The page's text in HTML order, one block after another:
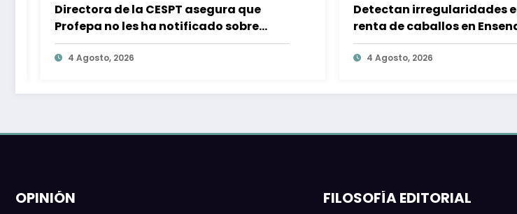
Detectan irregularidades en puntos de
renta de caballos en Ensenada, tras
muerte de equino montado por turista
4 Agosto, 2026
Realizan mesa de trabajo
saneamiento del río
para primeras acciones
4 Agosto, 2026
OPINIÓN FILOSOFÍA EDITORIAL